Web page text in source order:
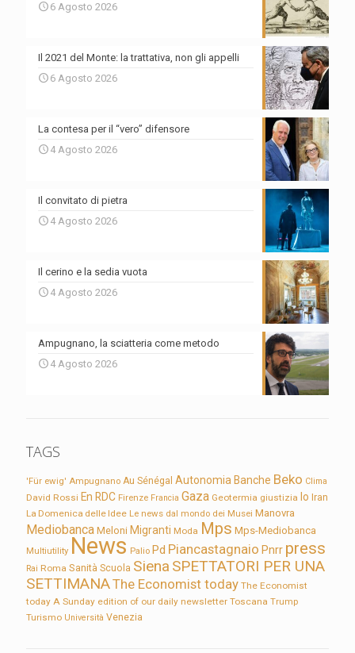
6 Agosto 2026
Il 2021 del Monte: la trattativa, non gli appelli
6 Agosto 2026
La contesa per il “vero” difensore
4 Agosto 2026
Il convitato di pietra
4 Agosto 2026
Il cerino e la sedia vuota
4 Agosto 2026
Ampugnano, la sciatteria come metodo
4 Agosto 2026
TAGS
'Für ewig' Ampugnano Au Sénégal Autonomia Banche Beko Clima
David Rossi En RDC Firenze Francia Gaza Geotermia giustizia Io Iran
La Domenica delle Idee Le news dal mondo dei Musei Manovra
Mediobanca Meloni Migranti Moda Mps Mps-Mediobanca
Multiutility News Palio Pd Piancastagnaio Pnrr press
Rai Roma Sanità Scuola Siena SPETTATORI PER UNA
SETTIMANAThe Economist today The Economist
today A Sunday edition of our daily newsletter Toscana Trump
Turismo Università Venezia